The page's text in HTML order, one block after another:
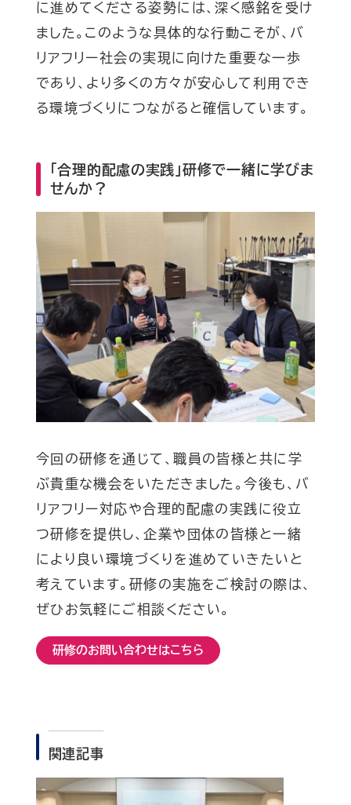
に進めてくださる姿勢には、深く感銘を受け
ました。このような具体的な行動こそが、バ
リアフリー社会の実現に向けた重要な一歩
であり、より多くの方々が安心して利用でき
る環境づくりにつながると確信しています。
「合理的配慮の実践」研修で一緒に学びま
せんか？
今回の研修を通じて、職員の皆様と共に学
ぶ貴重な機会をいただきました。今後も、バ
リアフリー対応や合理的配慮の実践に役立
つ研修を提供し、企業や団体の皆様と一緒
により良い環境づくりを進めていきたいと
考えています。研修の実施をご検討の際は、
ぜひお気軽にご相談ください。
研修のお問い合わせはこちら
関連記事